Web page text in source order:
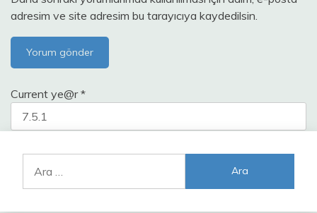
adresim ve site adresim bu tarayıcıya kaydedilsin.
Current ye@r*